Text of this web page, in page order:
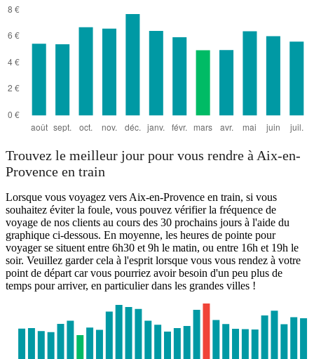
Trouvez le meilleur jour pour vous rendre à Aix-en-
Provence en train
Lorsque vous voyagez vers Aix-en-Provence en train, si vous
souhaitez éviter la foule, vous pouvez vérifier la fréquence de
voyage de nos clients au cours des 30 prochains jours à l'aide du
graphique ci-dessous. En moyenne, les heures de pointe pour
voyager se situent entre 6h30 et 9h le matin, ou entre 16h et 19h le
soir. Veuillez garder cela à l'esprit lorsque vous vous rendez à votre
point de départ car vous pourriez avoir besoin d'un peu plus de
temps pour arriver, en particulier dans les grandes villes !